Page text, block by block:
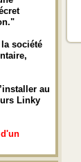
société
au
Linky